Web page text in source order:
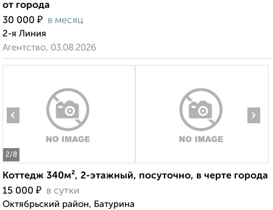
от города
30 000 ₽ в месяц
2-я Линия
Агентство, 03.08.2026
2/8
‹ ›
Коттедж 340м², 2-этажный, посуточно, в черте города
15 000 ₽ в сутки
Октябрьский район, Батурина